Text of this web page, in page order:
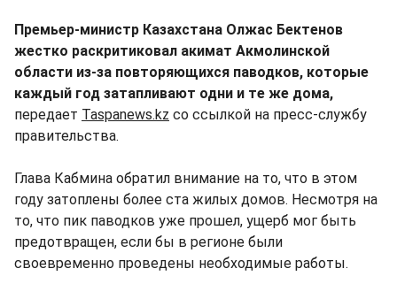
Премьер-министр Казахстана Олжас Бектенов
жестко раскритиковал акимат Акмолинской
области из-за повторяющихся паводков, которые
каждый год затапливают одни и те же дома,
передает Taspanews.kz со ссылкой на пресс-службу
правительства.
Глава Кабмина обратил внимание на то, что в этом
году затоплены более ста жилых домов. Несмотря на
то, что пик паводков уже прошел, ущерб мог быть
предотвращен, если бы в регионе были
своевременно проведены необходимые работы.